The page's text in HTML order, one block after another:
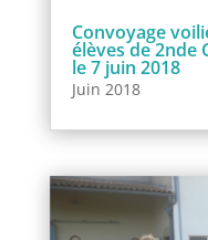
Convoyage
élèves de 2nde
le 7 juin 2018
Juin 2018